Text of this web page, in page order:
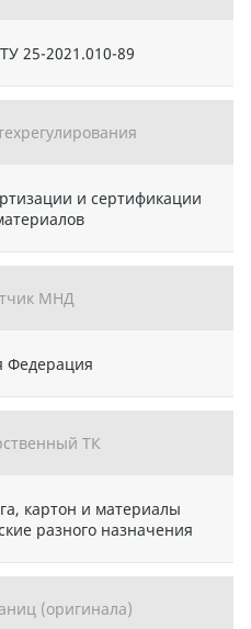
25-2021.010-89
и сертификации
МНД
Федерация
ТК
картон и материалы
разного назначения
(оригинала)